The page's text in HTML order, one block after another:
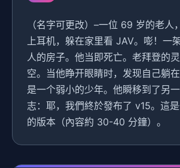
（名字可更改）–一位 69 岁的老人
上耳机，躲在家里看 JAV。嘭！一
人的房子。他当即死亡。老拜登的
空。当他睁开眼睛时，发现自己躺
是一个弱小的少年。他瞬移到了另
志：耶，我們終於發布了 v15。這
的版本（內容約 30-40 分鐘）。